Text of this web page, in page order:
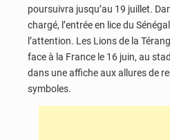
poursuivra jusqu’au 19 juillet.
chargé, l’entrée en lice du
l’attention. Les Lions de la
face à la France le 16 juin, au
dans une affiche aux allures de
symboles.